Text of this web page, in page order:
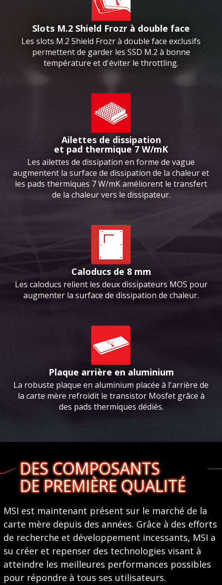
Slots M.2 Shield Frozr à double face
Les slots M.2 Shield Frozr à double face exclusifs
permettent de garder les SSD M.2 à bonne
température et d'éviter le throttling.
Ailettes de dissipation
et pad thermique 7 W/mK
Les ailettes de dissipation en forme de vague
augmentent la surface de dissipation de la chaleur et
les pads thermiques 7 W/mK améliorent le transfert
de la chaleur vers le dissipateur.
Caloducs de 8 mm
Les caloducs relient les deux dissipateurs MOS pour
augmenter la surface de dissipation de chaleur.
Plaque arrière en aluminium
La robuste plaque en aluminium placée à l'arrière de
la carte mère refroidit le transistor Mosfet grâce à
des pads thermiques dédiés.
DES COMPOSANTS
DE PREMIÈRE QUALITÉ
MSI est maintenant présent sur le marché de la
carte mère depuis des années. Grâce à des efforts
de recherche et développement incessants, MSI a
su créer et repenser des technologies visant à
atteindre les meilleures performances possibles
pour répondre à tous ses utilisateurs.